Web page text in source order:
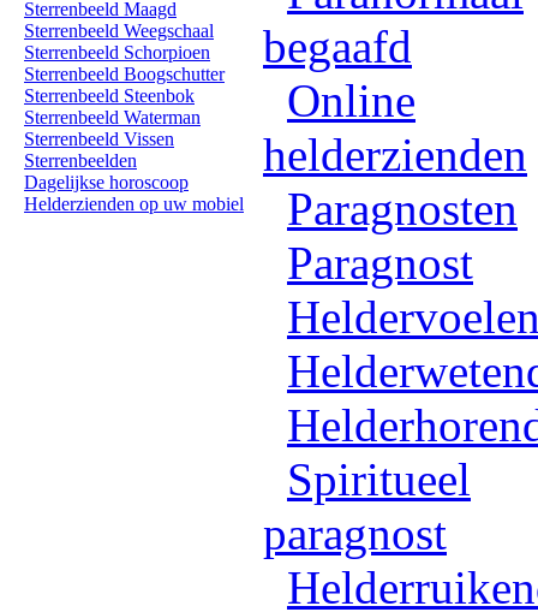
Sterrenbeeld Maagd
Sterrenbeeld Weegschaal
Sterrenbeeld Schorpioen
Sterrenbeeld Boogschutter
Sterrenbeeld Steenbok
Sterrenbeeld Waterman
Sterrenbeeld Vissen
Sterrenbeelden
Dagelijkse horoscoop
Helderzienden op uw mobiel
begaafd
Online
helderzienden
Paragnosten
Paragnost
Spiritueel
paragnost